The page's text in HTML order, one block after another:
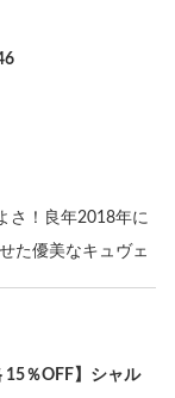
さ！良年2018年に
た優美なキュヴェ
15％OFF】シャル